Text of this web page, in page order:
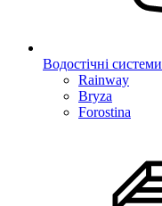
Водостічні системи
Rainway
Bryza
Forostina